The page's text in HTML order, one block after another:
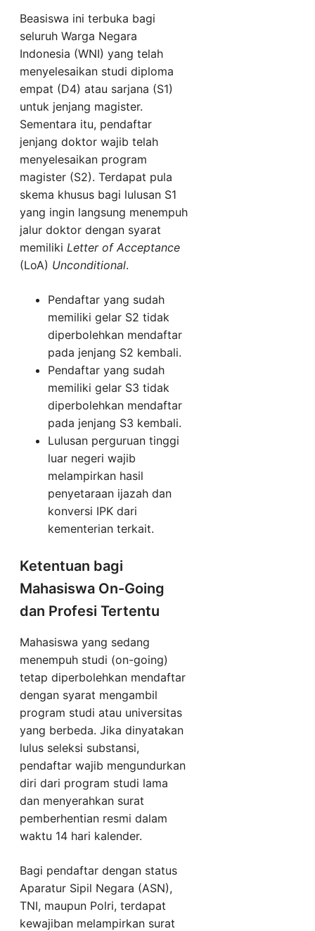
Beasiswa ini terbuka bagi
seluruh Warga Negara
Indonesia (WNI) yang telah
menyelesaikan studi diploma
empat (D4) atau sarjana (S1)
untuk jenjang magister.
Sementara itu, pendaftar
jenjang doktor wajib telah
menyelesaikan program
magister (S2). Terdapat pula
skema khusus bagi lulusan S1
yang ingin langsung menempuh
jalur doktor dengan syarat
memiliki Letter of Acceptance
(LoA) Unconditional.
Pendaftar yang sudah
memiliki gelar S2 tidak
diperbolehkan mendaftar
pada jenjang S2 kembali.
Pendaftar yang sudah
memiliki gelar S3 tidak
diperbolehkan mendaftar
pada jenjang S3 kembali.
Lulusan perguruan tinggi
luar negeri wajib
melampirkan hasil
penyetaraan ijazah dan
konversi IPK dari
kementerian terkait.
Ketentuan bagi
Mahasiswa On-Going
dan Profesi Tertentu
Mahasiswa yang sedang
menempuh studi (on-going)
tetap diperbolehkan mendaftar
dengan syarat mengambil
program studi atau universitas
yang berbeda. Jika dinyatakan
lulus seleksi substansi,
pendaftar wajib mengundurkan
diri dari program studi lama
dan menyerahkan surat
pemberhentian resmi dalam
waktu 14 hari kalender.
Bagi pendaftar dengan status
Aparatur Sipil Negara (ASN),
TNI, maupun Polri, terdapat
kewajiban melampirkan surat